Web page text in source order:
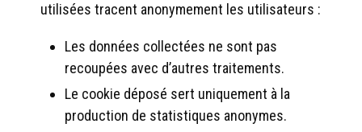
utilisées tracent anonymement les utilisateurs :
Les données collectées ne sont pas
recoupées avec d’autres traitements.
Le cookie déposé sert uniquement à la
production de statistiques anonymes.